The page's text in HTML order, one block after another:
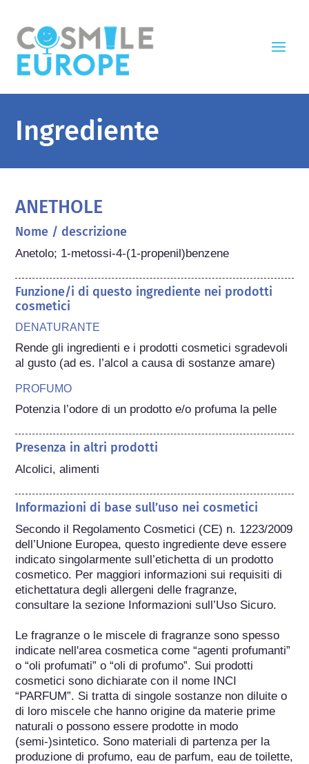
Ingrediente
ANETHOLE
Nome / descrizione
Anetolo; 1-metossi-4-(1-propenil)benzene
Funzione/i di questo ingrediente nei prodotti
cosmetici
DENATURANTE
Rende gli ingredienti e i prodotti cosmetici sgradevoli
al gusto (ad es. l’alcol a causa di sostanze amare)
PROFUMO
Potenzia l’odore di un prodotto e/o profuma la pelle
Presenza in altri prodotti
Alcolici, alimenti
Informazioni di base sull’uso nei cosmetici
Secondo il Regolamento Cosmetici (CE) n. 1223/2009
dell’Unione Europea, questo ingrediente deve essere
indicato singolarmente sull’etichetta di un prodotto
cosmetico. Per maggiori informazioni sui requisiti di
etichettatura degli allergeni delle fragranze,
consultare la sezione Informazioni sull’Uso Sicuro.
Le fragranze o le miscele di fragranze sono spesso
indicate nell'area cosmetica come “agenti profumanti”
o “oli profumati” o “oli di profumo”. Sui prodotti
cosmetici sono dichiarate con il nome INCI
“PARFUM”. Si tratta di singole sostanze non diluite o
di loro miscele che hanno origine da materie prime
naturali o possono essere prodotte in modo
(semi-)sintetico. Sono materiali di partenza per la
produzione di profumo, eau de parfum, eau de toilette,